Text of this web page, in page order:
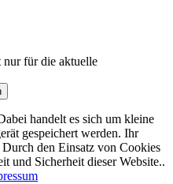
nur für die aktuelle
handelt es sich um kleine
gespeichert werden. Ihr
den Einsatz von Cookies
und Sicherheit dieser Website..